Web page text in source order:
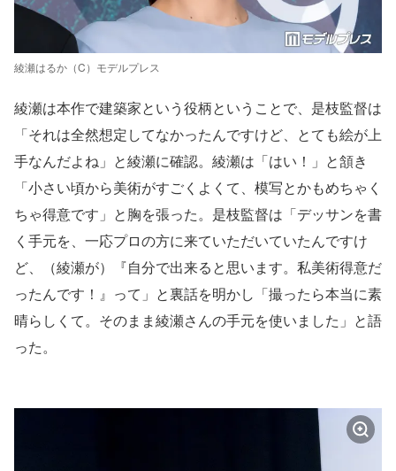
綾瀬はるか（C）モデルプレス
綾瀬は本作で建築家という役柄ということで、是枝監督は
「それは全然想定してなかったんですけど、とても絵が上
手なんだよね」と綾瀬に確認。綾瀬は「はい！」と頷き
「小さい頃から美術がすごくよくて、模写とかもめちゃく
ちゃ得意です」と胸を張った。是枝監督は「デッサンを書
く手元を、一応プロの方に来ていただいていたんですけ
ど、（綾瀬が）『自分で出来ると思います。私美術得意だ
ったんです！』って」と裏話を明かし「撮ったら本当に素
晴らしくて。そのまま綾瀬さんの手元を使いました」と語
った。